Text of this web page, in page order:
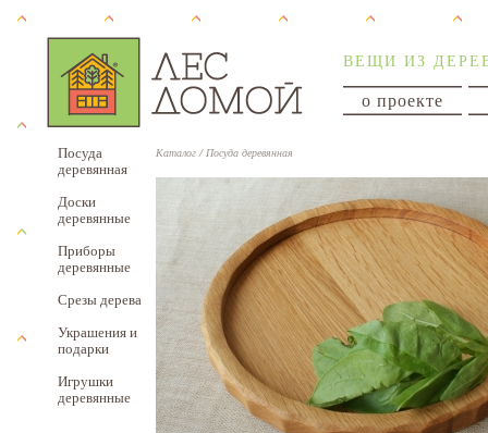
ВЕЩИ ИЗ
о проекте
Посуда
деревянная
Доски
деревянные
Приборы
деревянные
Срезы дерева
Украшения и
подарки
Игрушки
деревянные
Каталог / Посуда деревянная